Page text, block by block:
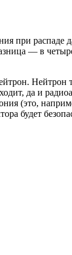
при распаде
— в
Нейтрон
да и
(это,
будет